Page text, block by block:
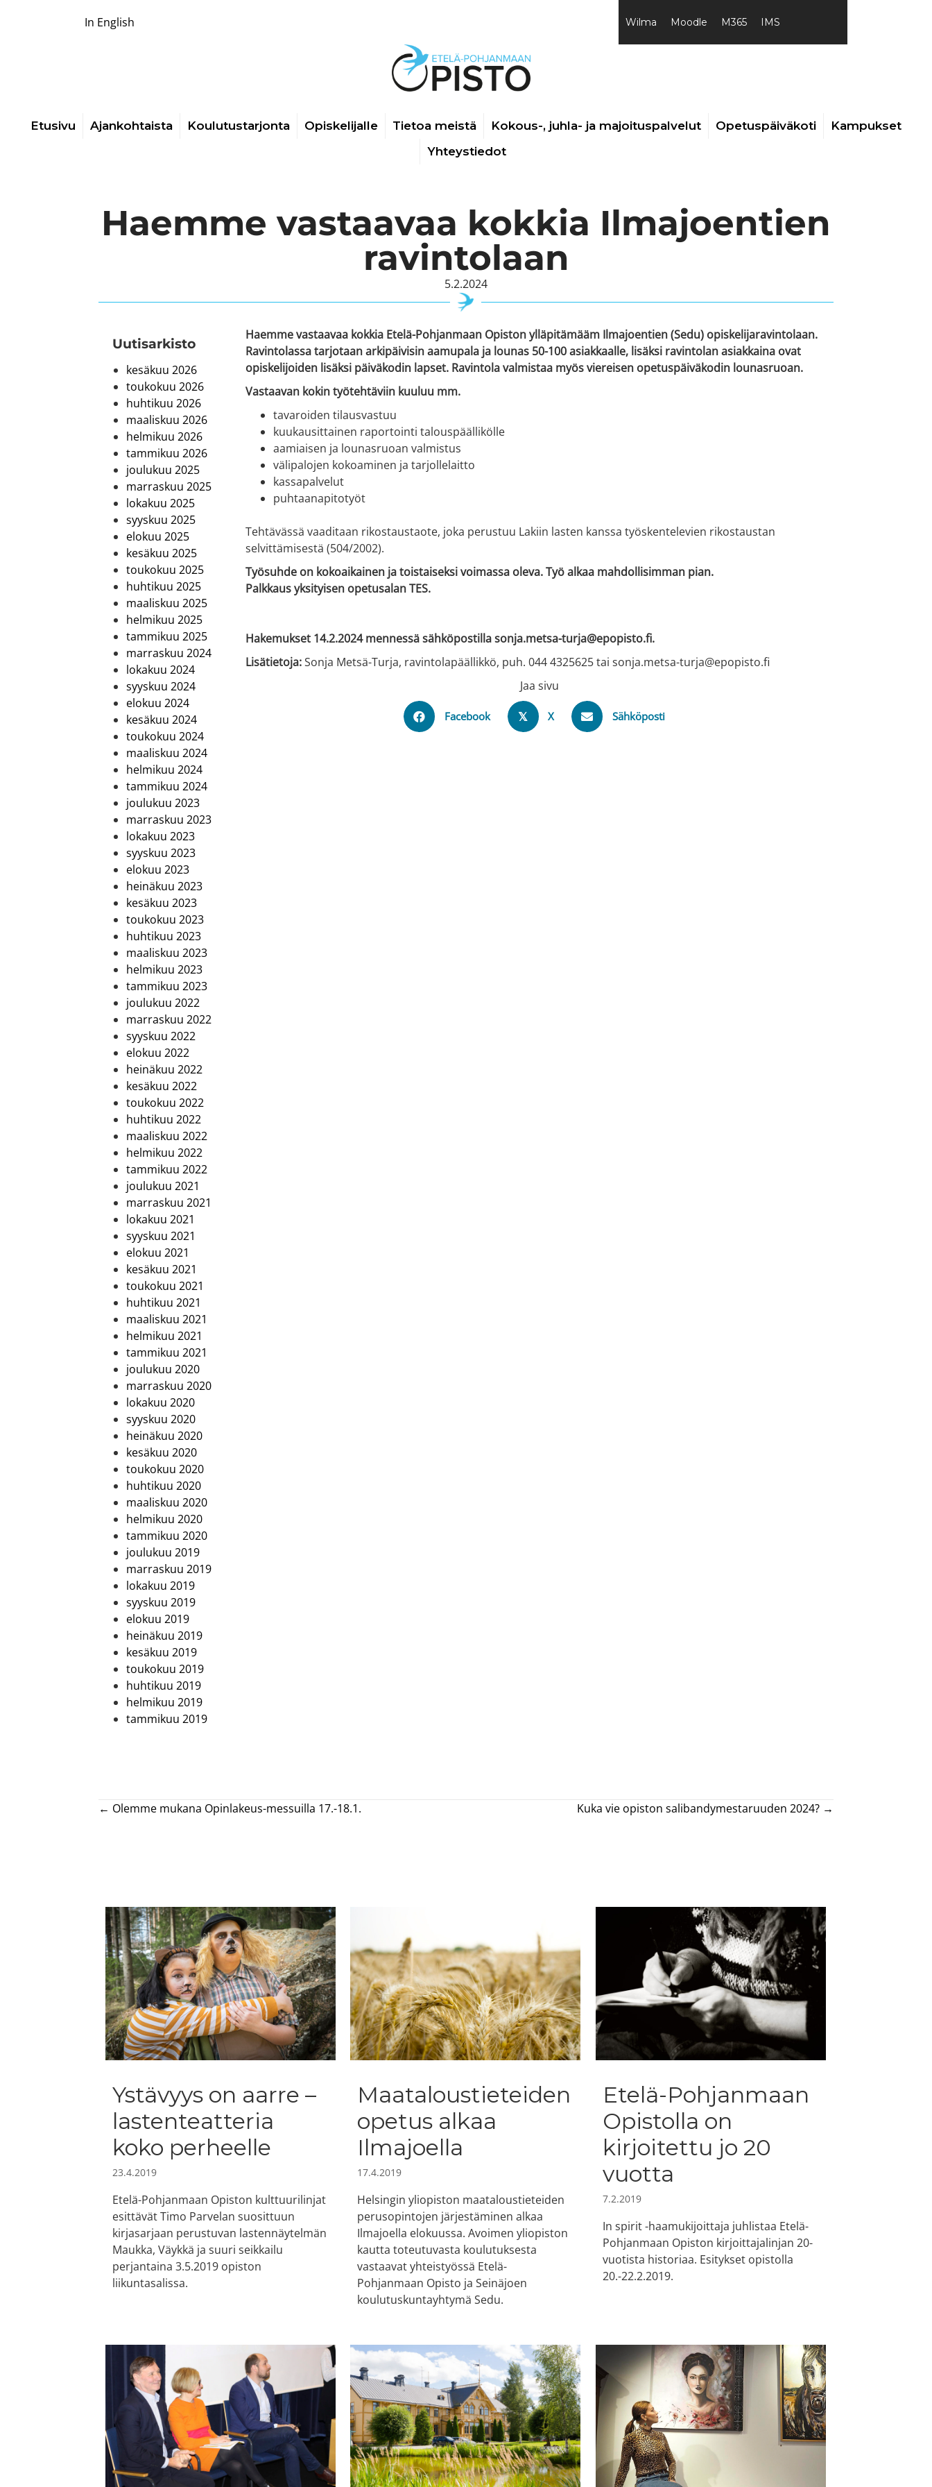
In English Wilma Moodle M365 IMS
Etusivu Ajankohtaista Koulutustarjonta Opiskelijalle Tietoa meistä Kokous-, juhla- ja majoituspalvelut Opetuspäiväkoti
Kampukset
Yhteystiedot
Haemme vastaavaa kokkia Ilmajoentien
ravintolaan
5.2.2024
Uutis­arkisto
kesäkuu 2026
toukokuu 2026
huhtikuu 2026
maaliskuu 2026
helmikuu 2026
tammikuu 2026
joulukuu 2025
marraskuu 2025
lokakuu 2025
syyskuu 2025
elokuu 2025
kesäkuu 2025
toukokuu 2025
huhtikuu 2025
maaliskuu 2025
helmikuu 2025
tammikuu 2025
marraskuu 2024
lokakuu 2024
syyskuu 2024
elokuu 2024
kesäkuu 2024
toukokuu 2024
maaliskuu 2024
helmikuu 2024
tammikuu 2024
joulukuu 2023
marraskuu 2023
lokakuu 2023
syyskuu 2023
elokuu 2023
heinäkuu 2023
kesäkuu 2023
toukokuu 2023
huhtikuu 2023
maaliskuu 2023
helmikuu 2023
tammikuu 2023
joulukuu 2022
marraskuu 2022
syyskuu 2022
elokuu 2022
heinäkuu 2022
kesäkuu 2022
toukokuu 2022
huhtikuu 2022
maaliskuu 2022
helmikuu 2022
tammikuu 2022
joulukuu 2021
marraskuu 2021
lokakuu 2021
syyskuu 2021
elokuu 2021
kesäkuu 2021
toukokuu 2021
huhtikuu 2021
maaliskuu 2021
helmikuu 2021
tammikuu 2021
joulukuu 2020
marraskuu 2020
lokakuu 2020
syyskuu 2020
heinäkuu 2020
kesäkuu 2020
toukokuu 2020
huhtikuu 2020
maaliskuu 2020
helmikuu 2020
tammikuu 2020
joulukuu 2019
marraskuu 2019
lokakuu 2019
syyskuu 2019
elokuu 2019
heinäkuu 2019
kesäkuu 2019
toukokuu 2019
huhtikuu 2019
helmikuu 2019
tammikuu 2019
Haemme vastaavaa kokkia Etelä-Pohjanmaan Opiston ylläpitämääm Ilmajoentien (Sedu) opiskelijaravintolaan.
Ravintolassa tarjotaan arkipäivisin aamupala ja lounas 50-100 asiakkaalle, lisäksi ravintolan asiakkaina ovat
opiskelijoiden lisäksi päiväkodin lapset. Ravintola valmistaa myös viereisen opetuspäiväkodin lounasruoan.
Vastaavan kokin työtehtäviin kuuluu mm.
tavaroiden tilausvastuu
kuukausittainen raportointi talouspäällikölle
aamiaisen ja lounasruoan valmistus
välipalojen kokoaminen ja tarjollelaitto
kassapalvelut
puhtaanapitotyöt
Tehtävässä vaaditaan rikostaustaote, joka perustuu Lakiin lasten kanssa työskentelevien rikostaustan
selvittämisestä (504/2002).
Työsuhde on kokoaikainen ja toistaiseksi voimassa oleva. Työ alkaa mahdollisimman pian.
Palkkaus yksityisen opetusalan TES.
Hakemukset 14.2.2024 mennessä sähköpostilla sonja.metsa-turja@epopisto.fi.
Lisätietoja:Sonja Metsä-Turja, ravintolapäällikkö, puh. 044 4325625 tai sonja.metsa-turja@epopisto.fi
Jaa sivu
Facebook 𝕏 X Sähköposti
Posts
← Olemme mukana Opinlakeus-messuilla 17.-18.1. Kuka vie opiston salibandymestaruuden 2024? →
Ystävyys on aarre –
lastenteatteria
koko perheelle
23.4.2019
Etelä-Pohjanmaan Opiston kulttuurilinjat
esittävät Timo Parvelan suosittuun
kirjasarjaan perustuvan lastennäytelmän
Maukka, Väykkä ja suuri seikkailu
perjantaina 3.5.2019 opiston
liikuntasalissa.
Maataloustieteiden
opetus alkaa
Ilmajoella
17.4.2019
Helsingin yliopiston maataloustieteiden
perusopintojen järjestäminen alkaa
Ilmajoella elokuussa. Avoimen yliopiston
kautta toteutuvasta koulutuksesta
vastaavat yhteistyössä Etelä-
Pohjanmaan Opisto ja Seinäjoen
koulutuskuntayhtymä Sedu.
Etelä-Pohjanmaan
Opistolla on
kirjoitettu jo 20
vuotta
7.2.2019
In spirit -haamukijoittaja juhlistaa Etelä-
Pohjanmaan Opiston kirjoittajalinjan 20-
vuotista historiaa. Esitykset opistolla
20.-22.2.2019.